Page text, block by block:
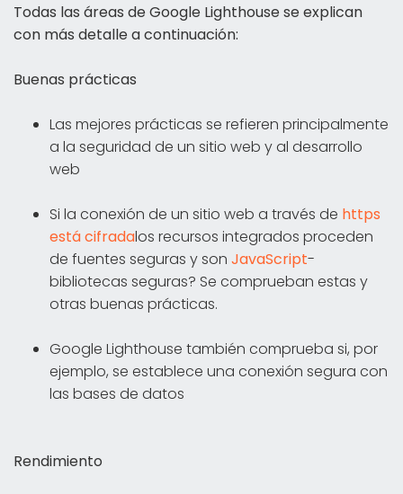
Todas las áreas de Google Lighthouse se explican
con más detalle a continuación:
Buenas prácticas
Las mejores prácticas se refieren principalmente
a la seguridad de un sitio web y al desarrollo
web
Si la conexión de un sitio web a través de https
está cifradalos recursos integrados proceden
de fuentes seguras y son JavaScript-
bibliotecas seguras? Se comprueban estas y
otras buenas prácticas.
Google Lighthouse también comprueba si, por
ejemplo, se establece una conexión segura con
las bases de datos
Rendimiento